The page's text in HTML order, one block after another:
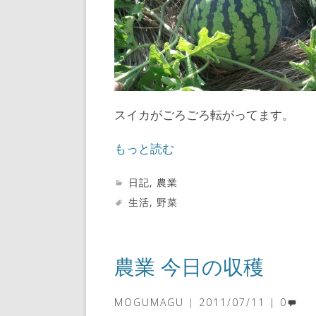
スイカがごろごろ転がってます。
もっと読む
日記, 農業
生活, 野菜
農業 今日の収穫
MOGUMAGU 2011/07/11 0